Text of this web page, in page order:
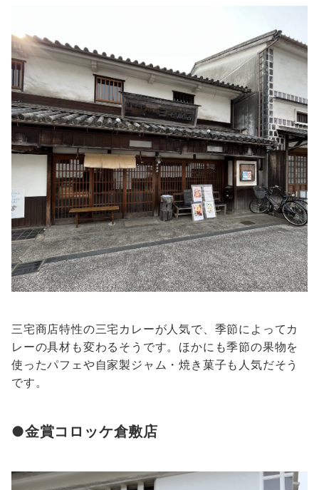
三宅商店特性の三宅カレーが人気で、季節によってカ
レーの具材も変わるそうです。ほかにも季節の果物を
使ったパフェや自家製ジャム・焼き菓子も人気だそう
です。
●金賞コロッケ倉敷店